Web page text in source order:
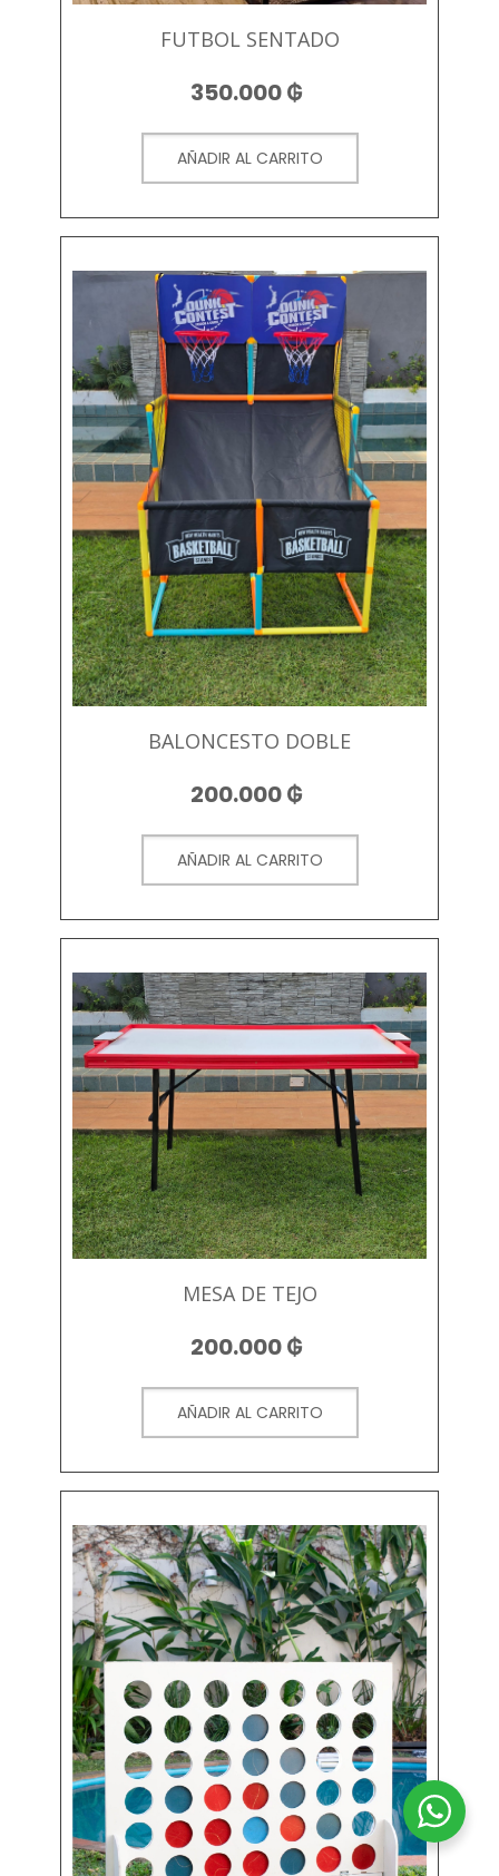
FUTBOL SENTADO
350.000₲
AÑADIR AL CARRITO
BALONCESTO DOBLE
200.000₲
AÑADIR AL CARRITO
MESA DE TEJO
200.000₲
AÑADIR AL CARRITO